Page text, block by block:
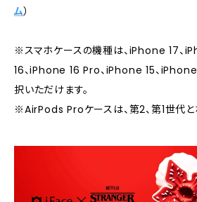
ム）
※スマホケースの機種は、iPhone 17、
16、iPhone 16 Pro、iPhone 15、
択いただけます。
※AirPods Proケースは、第2、第1世代と